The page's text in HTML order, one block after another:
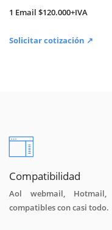
1 Email $120.000+IVA
Solicitar cotización ↗
Compatibilidad
Aol webmail, Hotmail,
compatibles con casi todo.